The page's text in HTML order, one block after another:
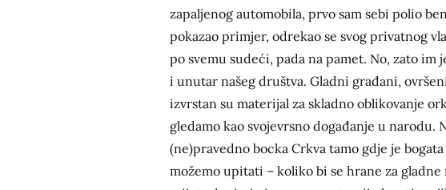
zapaljenog automobila, prvo sam sebi polio
pokazao primjer, odrekao se svog privatnog
po svemu sudeći, pada na pamet. No, zato
i unutar našeg društva. Gladni građani,
izvrstan su materijal za skladno oblikovanje
gledamo kao svojevrsno događanje u
(ne)pravedno bocka Crkva tamo gdje je
možemo upitati – koliko bi se hrane za